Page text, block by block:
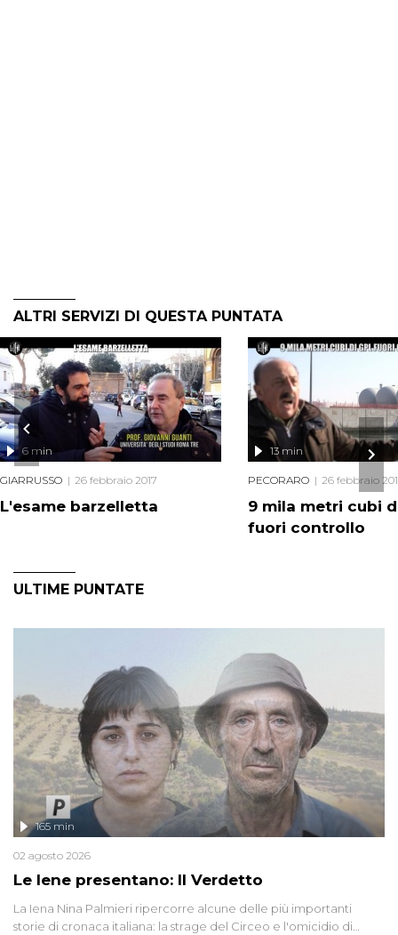
ALTRI SERVIZI DI QUESTA PUNTATA
L'esame barzelletta
6 min
GIARRUSSO 26 febbraio 2017
9 mila metri cubi
fuori controllo
13 min
PECORARO 26 febbraio
ULTIME PUNTATE
Le Iene presentano: Il Verdetto
165 min
02 agosto 2026
La Iena Nina Palmieri ripercorre alcune delle più importanti
storie di cronaca italiana: la strage del Circeo e l'omicidio di